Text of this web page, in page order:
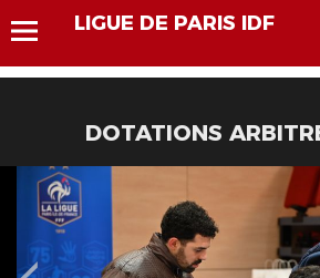
LIGUE DE PARIS IDF
DOTATIONS